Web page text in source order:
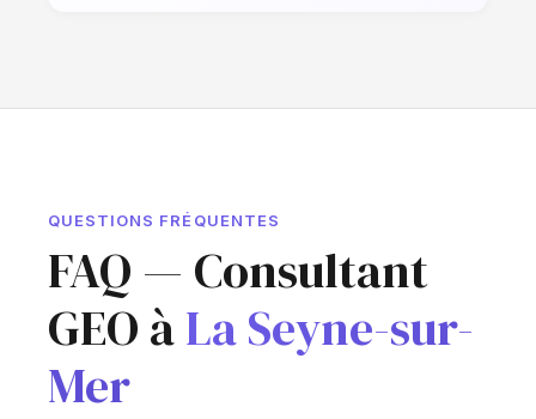
QUESTIONS FRÉQUENTES
FAQ — Consultant
GEO àLa Seyne-sur-
Mer